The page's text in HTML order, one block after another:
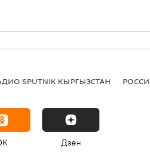
SPUTNIK КЫРГЫЗСТАН
Дзен